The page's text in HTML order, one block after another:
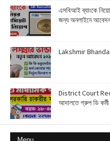
এসবিআই ব্যাংকে
জন্য অনলাইনে
Lakshmir
District Court
আদালতে গ্রুপ ডি